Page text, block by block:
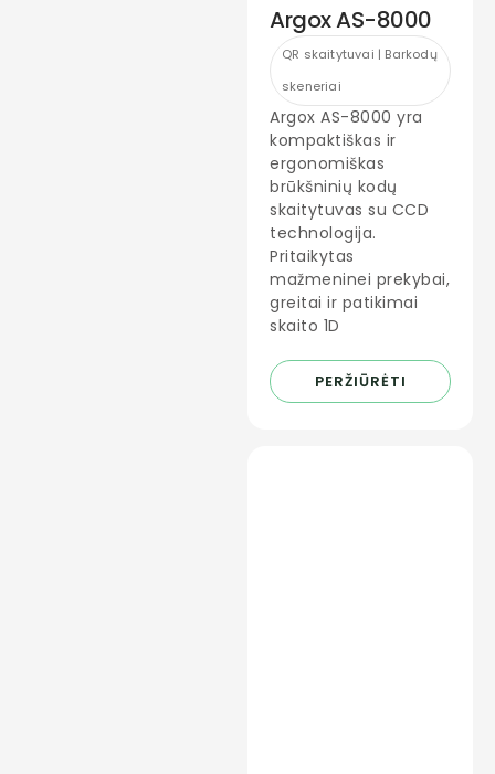
Argox AS-8000
QR skaitytuvai | Barkodų
skeneriai
Argox AS-8000 yra
kompaktiškas ir
ergonomiškas
brūkšninių kodų
skaitytuvas su CCD
technologija.
Pritaikytas
mažmeninei prekybai,
greitai ir patikimai
skaito 1D
PERŽIŪRĖTI